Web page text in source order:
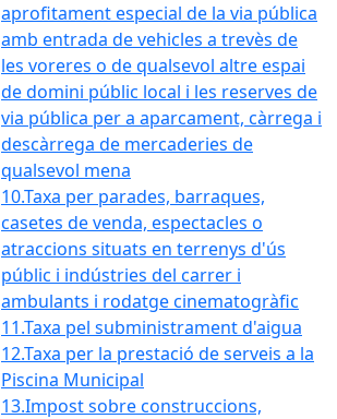
aprofitament especial de la via pública
amb entrada de vehicles a trevès de
les voreres o de qualsevol altre espai
de domini públic local i les reserves de
via pública per a aparcament, càrrega i
descàrrega de mercaderies de
qualsevol mena
10.Taxa per parades, barraques,
casetes de venda, espectacles o
atraccions situats en terrenys d'ús
públic i indústries del carrer i
ambulants i rodatge cinematogràfic
11.Taxa pel subministrament d'aigua
12.Taxa per la prestació de serveis a la
Piscina Municipal
13.Impost sobre construccions,